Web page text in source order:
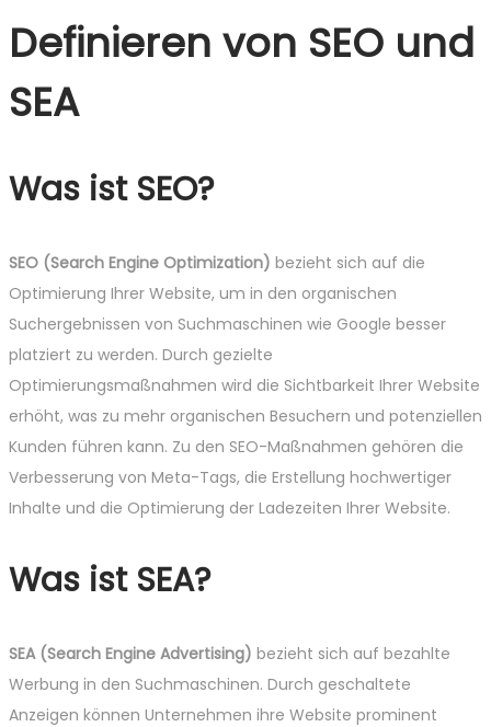
Definieren von SEO und
SEA
Was ist SEO?
SEO (Search Engine Optimization) bezieht sich auf die
Optimierung Ihrer Website, um in den organischen
Suchergebnissen von Suchmaschinen wie Google besser
platziert zu werden. Durch gezielte
Optimierungsmaßnahmen wird die Sichtbarkeit Ihrer Website
erhöht, was zu mehr organischen Besuchern und potenziellen
Kunden führen kann. Zu den SEO-Maßnahmen gehören die
Verbesserung von Meta-Tags, die Erstellung hochwertiger
Inhalte und die Optimierung der Ladezeiten Ihrer Website.
Was ist SEA?
SEA (Search Engine Advertising) bezieht sich auf bezahlte
Werbung in den Suchmaschinen. Durch geschaltete
Anzeigen können Unternehmen ihre Website prominent